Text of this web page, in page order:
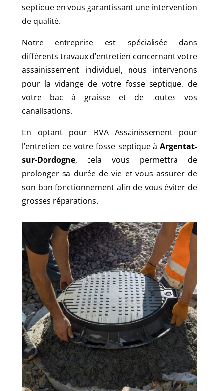
septique en vous garantissant une intervention
de qualité.
Notre entreprise est spécialisée dans
différents travaux d’entretien concernant votre
assainissement individuel, nous intervenons
pour la vidange de votre fosse septique, de
votre bac à graisse et de toutes vos
canalisations.
En optant pour RVA Assainissement pour
l’entretien de votre fosse septique àArgentat-
sur-Dordogne, cela vous permettra de
prolonger sa durée de vie et vous assurer de
son bon fonctionnement afin de vous éviter de
grosses réparations.